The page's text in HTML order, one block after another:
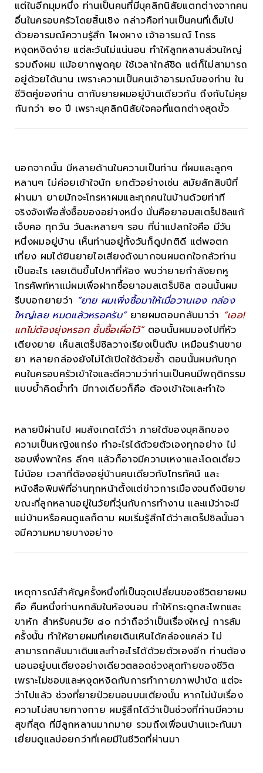
แต่ในอีกมุมหนึ่ง ท่านเป็นคนที่มีบุคลิกนิสัยแตกต่างจากคน
อื่นในครอบครัวโดยสิ้นเชิง กล่าวคือท่านเป็นคนที่เต็มไป
ด้วยอารมณ์ความรู้สึก โผงผาง เจ้าอารมณ์ โกรธ
หงุดหงิดง่าย แต่ละวันไม่แน่นอน ทำให้ลูกหลานส่วนใหญ่
รวมถึงผม แม้อยากพูดคุย ใช้เวลาใกล้ชิด แต่ก็ไม่สามารถ
อยู่ด้วยได้นาน เพราะความเป็นคนเจ้าอารมณ์ของท่าน ใน
ชีวิตคู่ของท่าน ตากับยายผมอยู่บ้านเดียวกัน ถึงกับไม่คุย
กันกว่า ๒๐ ปี เพราะบุคลิกนิสัยใจคอที่แตกต่างสุดขั้ว
นอกจากนั้น มีหลายด้านในความเป็นท่าน ที่ผมและลูกๆ
หลานๆ ไม่ค่อยเข้าใจนัก ยกตัวอย่างเช่น สมัยสักสิบปีที่
ผ่านมา ยายมักจะโทรหาผมและทุกคนในบ้านด้วยท่าที
จริงจังเพื่อสั่งซื้อของอย่างหนึ่ง นั่นคือยาอมสเตร็ปซิลแก้
เจ็บคอ ทุกวัน วันละหลายๆ รอบ ที่น่าแปลกใจคือ มีวัน
หนึ่งผมอยู่บ้าน เห็นท่านอยู่ทั้งวันก็ดูปกติดี แต่พอตก
เที่ยง ผมได้ยินยายไอเสียงดังมากจนผมตกใจกลัวท่าน
เป็นอะไร เลยเดินขึ้นไปหาที่ห้อง พบว่ายายกำลังยกหู
โทรศัพท์หาแม่ผมเพื่อฝากซื้อยาอมสเตร็ปซิล ตอนนั้นผม
รีบบอกยายว่า “ยาย ผมเพิ่งซื้อมาให้เมื่อวานเอง กล่อง
ใหญ่เลย หมดแล้วหรอครับ” ยายผมตอบกลับมาว่า “เออ!
แกไม่ต้องยุ่งหรอก ชั้นซื้อเผื่อไว้” ตอนนั้นผมมองไปที่หัว
เตียงยาย เห็นสเตร็ปซิลวางเรียงเป็นตับ เหมือนร้านขาย
ยา หลายกล่องยังไม่ได้เปิดใช้ด้วยซ้ำ ตอนนั้นผมกับทุก
คนในครอบครัวเข้าใจและตีความว่าท่านเป็นคนมีพฤติกรรม
แบบย้ำคิดย้ำทำ มีทางเดียวก็คือ ต้องเข้าใจและทำใจ
หลายปีผ่านไป ผมสังเกตได้ว่า ภายใต้ของบุคลิกของ
ความเป็นหญิงแกร่ง ทำอะไรได้ด้วยตัวเองทุกอย่าง ไม่
ชอบพึ่งพาใคร ลึกๆ แล้วก็อาจมีความเหงาและโดดเดี่ยว
ไม่น้อย เวลาที่ต้องอยู่บ้านคนเดียวกับโทรทัศน์ และ
หนังสือพิมพ์ที่อ่านทุกหน้าตั้งแต่ข่าวการเมืองจนถึงนิยาย
ขณะที่ลูกหลานอยู่ในวัยที่วุ่นกับการทำงาน และแม้ว่าจะมี
แม่บ้านหรือคนดูแลก็ตาม ผมเริ่มรู้สึกได้ว่าสเตร็ปซิลนั้นอา
จมีความหมายบางอย่าง
เหตุการณ์สำคัญครั้งหนึ่งที่เป็นจุดเปลี่ยนของชีวิตยายผม
คือ คืนหนึ่งท่านหกล้มในห้องนอน ทำให้กระดูกสะโพกและ
ขาหัก สำหรับคนวัย ๘๐ กว่าถือว่าเป็นเรื่องใหญ่ การล้ม
ครั้งนั้น ทำให้ยายผมที่เคยเดินเหินได้คล่องแคล่ว ไม่
สามารถกลับมาเดินและทำอะไรได้ด้วยตัวเองอีก ท่านต้อง
นอนอยู่บนเตียงอย่างเดียวตลอดช่วงสุดท้ายของชีวิต
เพราะไม่ชอบและหงุดหงิดกับการทำกายภาพบำบัด แต่จะ
ว่าไปแล้ว ช่วงที่ยายป่วยนอนบนเตียงนั้น หากไม่นับเรื่อง
ความไม่สบายทางกาย ผมรู้สึกได้ว่าเป็นช่วงที่ท่านมีความ
สุขที่สุด ที่มีลูกหลานมากมาย รวมถึงเพื่อนบ้านแวะกันมา
เยี่ยมดูแลบ่อยกว่าที่เคยมีในชีวิตที่ผ่านมา